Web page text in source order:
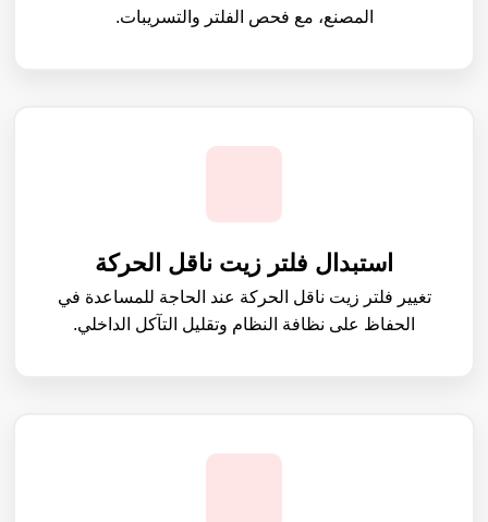
المصنع، مع فحص الفلتر والتسريبات.
استبدال فلتر زيت ناقل الحركة
تغيير فلتر زيت ناقل الحركة عند الحاجة للمساعدة في
الحفاظ على نظافة النظام وتقليل التآكل الداخلي.